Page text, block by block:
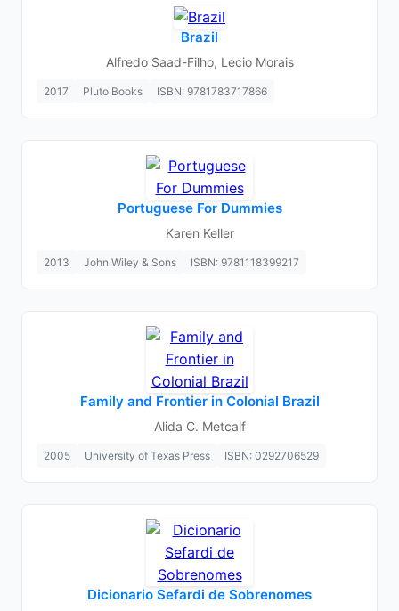
Brazil
Alfredo Saad-Filho, Lecio Morais
2017 Pluto Books ISBN: 9781783717866
Portuguese For Dummies
Karen Keller
2013 John Wiley & Sons ISBN: 9781118399217
Family and Frontier in Colonial Brazil
Alida C. Metcalf
2005 University of Texas Press ISBN: 0292706529
Dicionario Sefardi de Sobrenomes